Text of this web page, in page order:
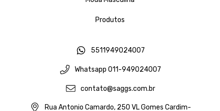
Produtos
5511949024007
Whatsapp 011-949024007
contato@saggs.com.br
Rua Antonio Camardo, 250 VL Gomes Cardim-